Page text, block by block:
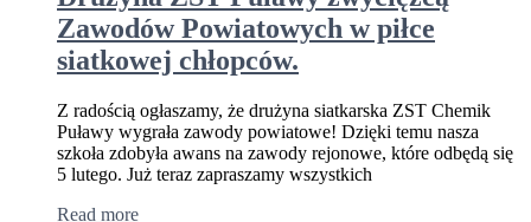
Zawodów Powiatowych w piłce
siatkowej chłopców.
Z radością ogłaszamy, że drużyna siatkarska ZST Chemik
Puławy wygrała zawody powiatowe! Dzięki temu nasza
szkoła zdobyła awans na zawody rejonowe, które odbędą się
5 lutego. Już teraz zapraszamy wszystkich
Read more